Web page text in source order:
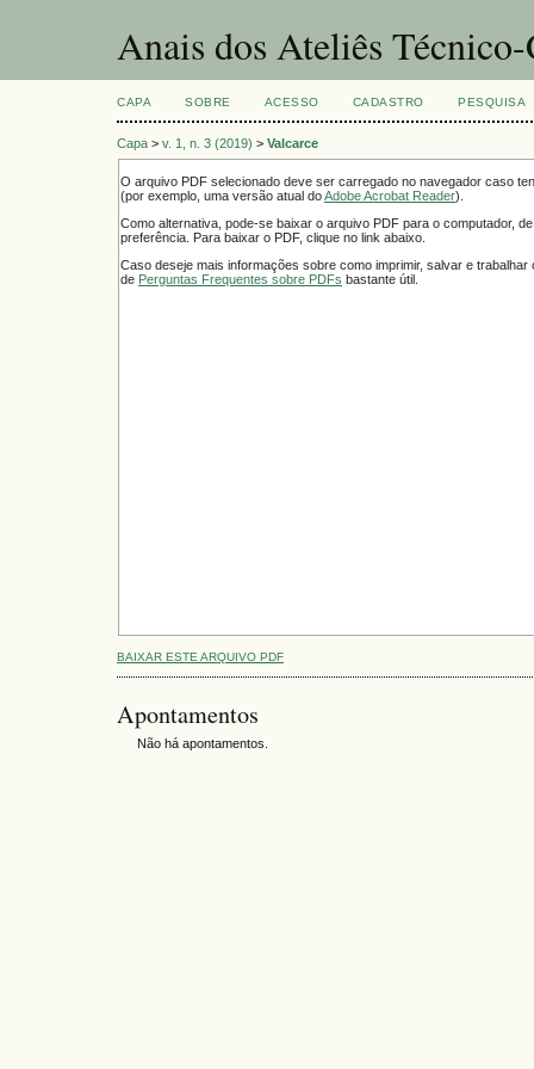
Anais dos Ateliês
CAPA SOBRE ACESSO CADASTRO PESQUISA
Capa > v. 1, n. 3 (2019) > Valcarce
O arquivo PDF selecionado deve ser carregado no navegador caso
(por exemplo, uma versão atual doAdobe Acrobat Reader).
Como alternativa, pode-se baixar o arquivo PDF para o computador,
preferência. Para baixar o PDF, clique no link abaixo.
Caso deseje mais informações sobre como imprimir, salvar e
de Perguntas Frequentes sobre PDFs bastante útil.
BAIXAR ESTE ARQUIVO PDF
Apontamentos
Não há apontamentos.